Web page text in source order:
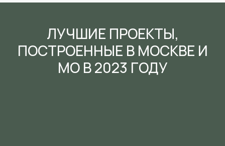
ЛУЧШИЕ ПРОЕКТЫ,
ПОСТРОЕННЫЕ В МОСКВЕ И
МО В 2023 ГОДУ